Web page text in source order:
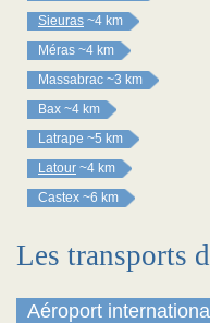
Sieuras ~4 km
Méras ~4 km
Massabrac ~3 km
Bax ~4 km
Latrape ~5 km
Latour ~4 km
Castex ~6 km
Les transports
Aéroport international